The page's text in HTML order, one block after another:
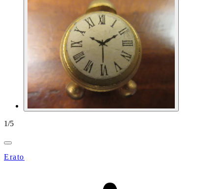
1/5
Erato